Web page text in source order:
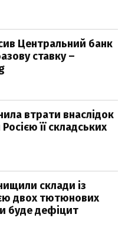
Центральний банк
ставку –
втрати внаслідок
її складських
склади із
двох тютюнових
буде дефіцит